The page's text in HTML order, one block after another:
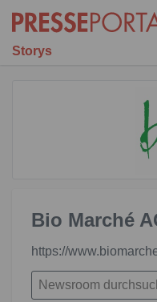
Storys
Bio Marché
https://